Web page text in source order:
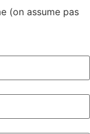
(on assume pas